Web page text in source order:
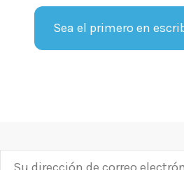
Sea el primero en